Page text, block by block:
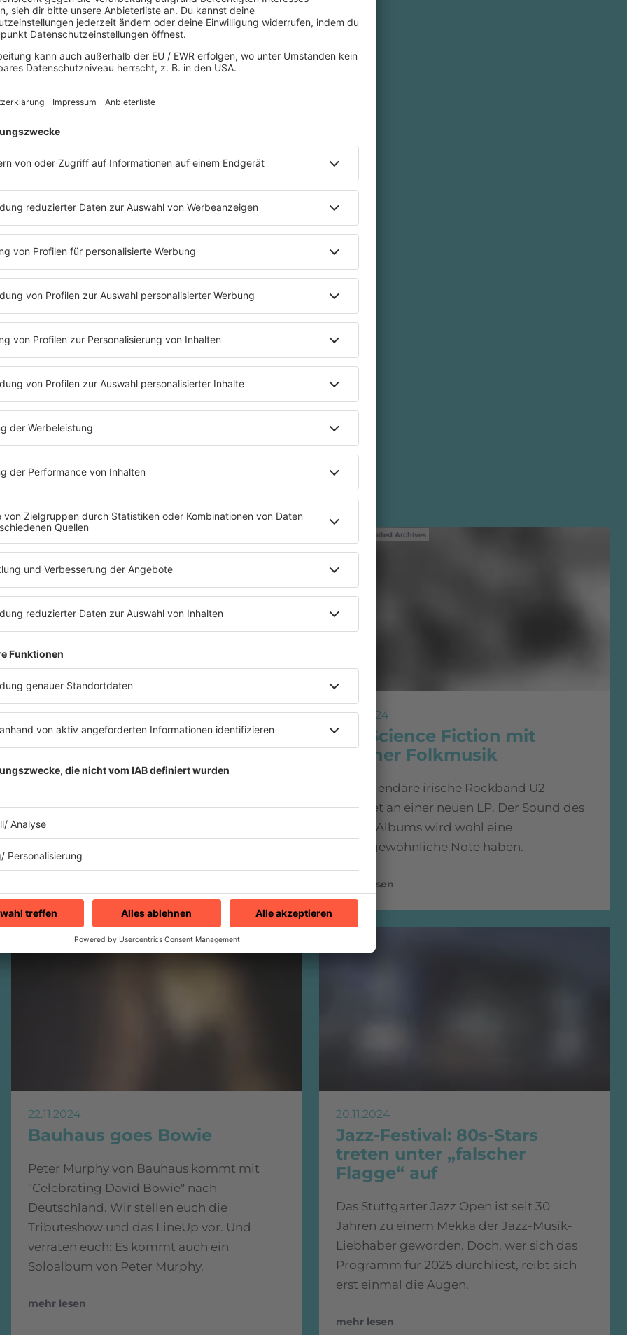
auch das wird spannend 2025
Italo Disco im Museum
NEVER STOP DANCING
Jetzt befasst sich sogar eine Ausstellung
Modern Electronic Music (MOMEM) in
Frankfurt/Main – und 80s80s ist dabei.
mehr lesen
IMAGO / United Archives
13.12.2024
U2: Science Fiction mit
irischer Folkmusik
Die legendäre irische Rockband U2
arbeitet an einer neuen LP. Der Sound des
neuen Albums wird wohl eine
außergewöhnliche Note haben.
mehr lesen
Sound Talent Group
22.11.2024
Bauhaus goes Bowie
Peter Murphy von Bauhaus kommt mit
"Celebrating David Bowie" nach
Deutschland. Wir stellen euch die
Tributeshow und das LineUp vor. Und
verraten euch: Es kommt auch ein
Soloalbum von Peter Murphy.
mehr lesen
20.11.2024
Jazz-Festival: 80s-Stars
treten unter „falscher
Flagge“ auf
Das Stuttgarter Jazz Open ist seit 30
Jahren zu einem Mekka der Jazz-Musik-
Liebhaber geworden. Doch, wer sich das
Programm für 2025 durchliest, reibt sich
erst einmal die Augen.
mehr lesen